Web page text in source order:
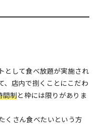
として食べ放題が実施され
、店内で捌くことにこだわ
間制と枠には限りがありま
くさん食べたいという方